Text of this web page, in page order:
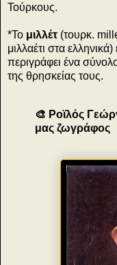
Τούρκους.
*Το μιλλέτ (τουρκ.
μιλλαέτι στα
περιγράφει ένα
της θρησκείας τους.
🎨 Ροϊλός
μας ζωγράφος